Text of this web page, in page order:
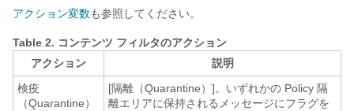
アクション変数も参照してください。
Table 2. コンテンツ フィルタのアクション
アクション
説明
検疫
（Quarantine）
[隔離（Quarantine）]。いずれかの Policy 隔
離エリアに保持されるメッセージにフラグを